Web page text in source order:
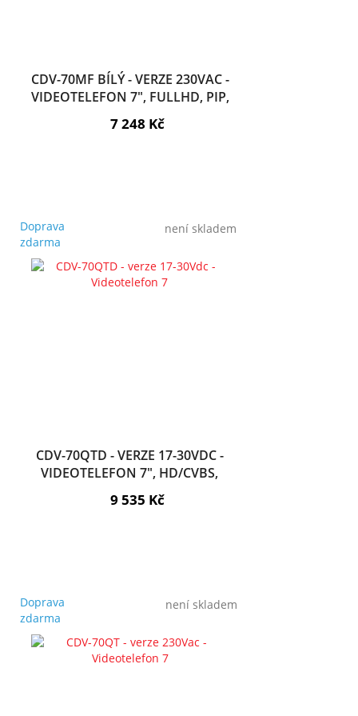
CDV-70MF BÍLÝ - VERZE 230VAC -
VIDEOTELEFON 7", FULLHD, PIP,
DOTYK., PAMĚŤ
7 248 Kč
Doprava
zdarma
není skladem
CDV-70QTD - VERZE 17-30VDC -
VIDEOTELEFON 7", HD/CVBS,
DOTYK, PAMĚŤ, MOBILNÍ APLIKACE
9 535 Kč
Doprava
zdarma
není skladem